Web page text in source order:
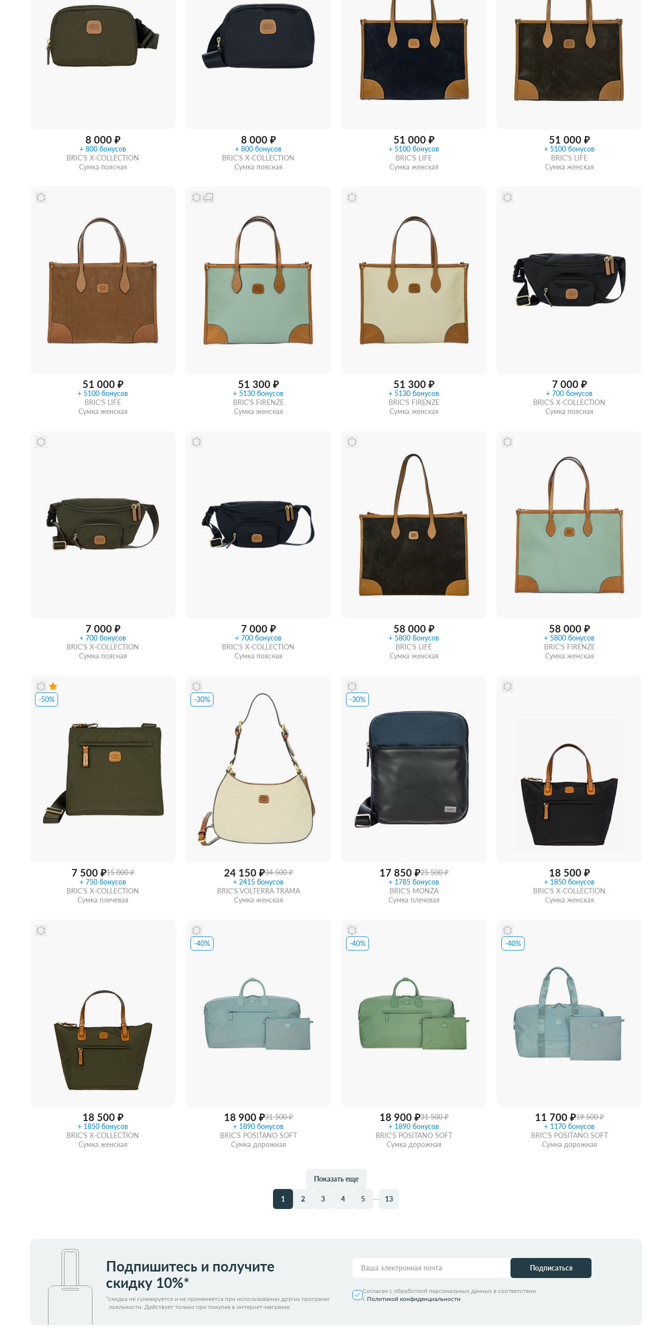
Купить подарочную карту
Женские зонты Doppler
Подарочная карта
Купить подарочную карту
8 000 ₽
+ 800 бонусов
BRIC'S X-COLLECTION
Сумка поясная
Забрать из магазина
8 000 ₽
+ 800 бонусов
BRIC'S X-COLLECTION
Сумка поясная
Забрать из магазина
51 000 ₽
+ 5100 бонусов
BRIC'S LIFE
Сумка женская
Забрать из магазина
51 000 ₽
+ 5100 бонусов
BRIC'S LIFE
Сумка женская
51 000 ₽
+ 5100 бонусов
BRIC'S LIFE
Сумка женская
51 300 ₽
+ 5130 бонусов
BRIC'S FIRENZE
Сумка женская
51 300 ₽
+ 5130 бонусов
BRIC'S FIRENZE
Сумка женская
Забрать из магазина
7 000 ₽
+ 700 бонусов
BRIC'S X-COLLECTION
Сумка поясная
7 000 ₽
+ 700 бонусов
BRIC'S X-COLLECTION
Сумка поясная
Забрать из магазина
7 000 ₽
+ 700 бонусов
BRIC'S X-COLLECTION
Сумка поясная
Забрать из магазинасо скидкой
58 000 ₽
+ 5800 бонусов
BRIC'S LIFE
Сумка женская
Забрать из магазина
58 000 ₽
+ 5800 бонусов
BRIC'S FIRENZE
Сумка женская
-50%
7 500 ₽15 000 ₽
+ 750 бонусов
BRIC'S X-COLLECTION
Сумка плечевая
-30%
24 150 ₽34 500 ₽
+ 2415 бонусов
BRIC'S VOLTERRA TRAMA
Сумка женская
Забрать из магазина
-30%
17 850 ₽25 500 ₽
+ 1785 бонусов
BRIC'S MONZA
Сумка плечевая
Забрать из магазина
18 500 ₽
+ 1850 бонусов
BRIC'S X-COLLECTION
Сумка женская
Забрать из магазина
18 500 ₽
+ 1850 бонусов
BRIC'S X-COLLECTION
Сумка женская
-40%
18 900 ₽31 500 ₽
+ 1890 бонусов
BRIC'S POSITANO SOFT
Сумка дорожная
Забрать из магазинасо скидкой
-40%
18 900 ₽31 500 ₽
+ 1890 бонусов
BRIC'S POSITANO SOFT
Сумка дорожная
-40%
11 700 ₽19 500 ₽
+ 1170 бонусов
BRIC'S POSITANO SOFT
Сумка дорожная
Показать еще
1 2 3 4 5 ... 13
Подпишитесь и получите
скидку 10%*
*скидка не суммируется и не применяется при использовании других программ
лояльности. Действует только при покупке в интернет-магазине.
Подписаться
Согласен с обработкой персональных данных в соответствии
с Политикой конфиденциальности